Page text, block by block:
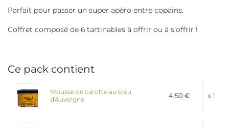
Parfait pour passer un super apéro entre copains.
Coffret composé de 6 tartinables à offrir ou à s'offrir !
Ce pack contient
Mousse de carotte au bleu
d'Auvergne
4,50 € x 1